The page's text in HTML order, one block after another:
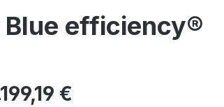
Blue efficiency®
Preis:
€